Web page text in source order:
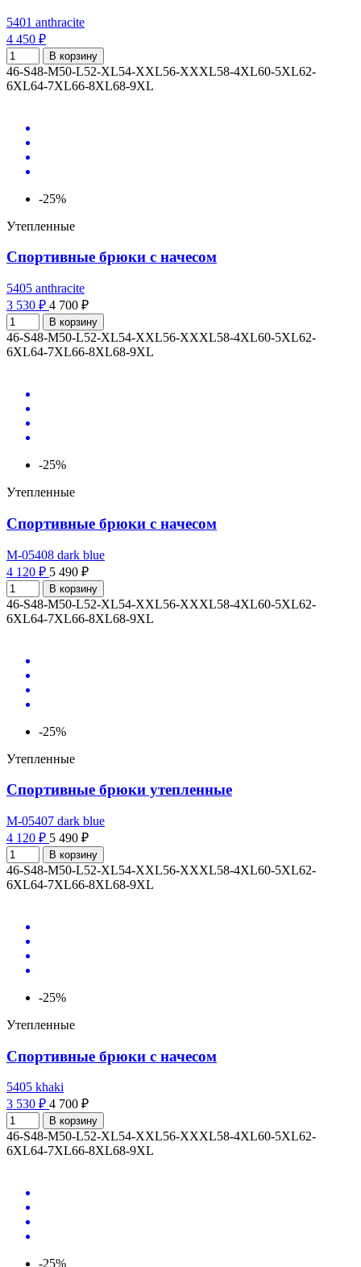
5401 anthracite
4 450 ₽
В корзину
46-S48-M50-L52-XL54-XXL56-XXXL58-4XL60-5XL62-
6XL64-7XL66-8XL68-9XL
-25%
Утепленные
Спортивные брюки с начесом
5405 anthracite
3 530 ₽ 4 700 ₽
В корзину
46-S48-M50-L52-XL54-XXL56-XXXL58-4XL60-5XL62-
6XL64-7XL66-8XL68-9XL
-25%
Утепленные
Спортивные брюки с начесом
M-05408 dark blue
4 120 ₽ 5 490 ₽
В корзину
46-S48-M50-L52-XL54-XXL56-XXXL58-4XL60-5XL62-
6XL64-7XL66-8XL68-9XL
-25%
Утепленные
Спортивные брюки утепленные
M-05407 dark blue
4 120 ₽ 5 490 ₽
В корзину
46-S48-M50-L52-XL54-XXL56-XXXL58-4XL60-5XL62-
6XL64-7XL66-8XL68-9XL
-25%
Утепленные
Спортивные брюки с начесом
5405 khaki
3 530 ₽ 4 700 ₽
В корзину
46-S48-M50-L52-XL54-XXL56-XXXL58-4XL60-5XL62-
6XL64-7XL66-8XL68-9XL
-25%